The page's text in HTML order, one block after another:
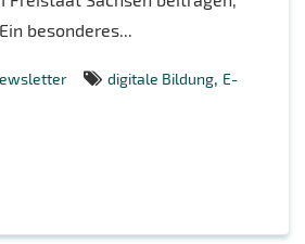
besonderes...
digitale Bildung, E-